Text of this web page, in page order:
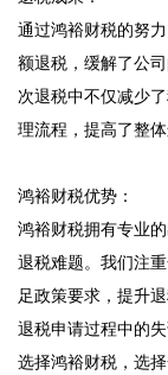
通过鸿裕财税的努
额退税，缓解了公
次退税中不仅减少
理流程，提高了整
鸿裕财税优势：
鸿裕财税拥有专业
退税难题。我们注
足政策要求，提升
退税申请过程中的